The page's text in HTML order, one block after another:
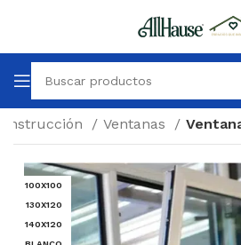
Ventanas
100X100
130X120
140X120